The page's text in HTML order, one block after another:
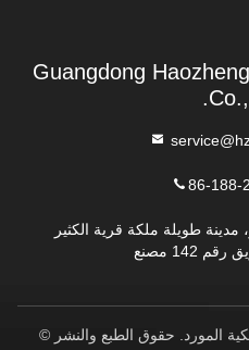
Guangdong
86-188-
مدينة طويلة ملكة قرية الكثير
142 مصنع
المورد. حقوق الطبع والنشر ©